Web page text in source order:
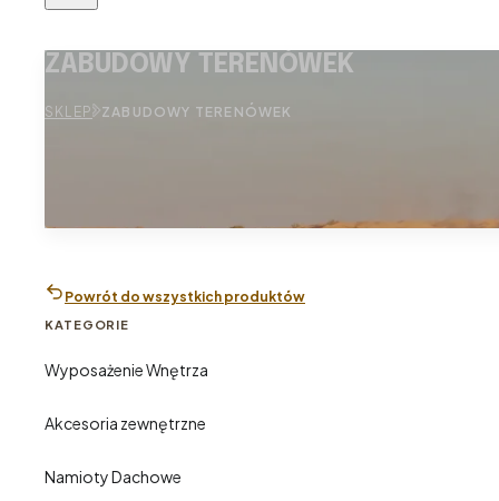
ZABUDOWY TERENÓWEK
SKLEP ZABUDOWY TERENÓWEK
Powrót do wszystkich produktów
KATEGORIE
Wyposażenie Wnętrza
Akcesoria zewnętrzne
Namioty Dachowe